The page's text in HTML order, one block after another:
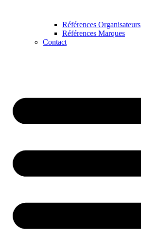
Références Organisateurs
Références Marques
Contact